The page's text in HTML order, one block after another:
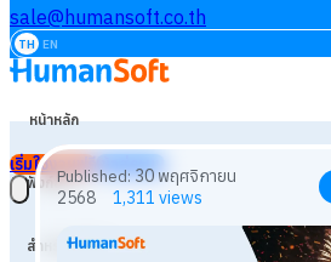
sale@humansoft.co.th
TH EN
หน้าหลัก
ฟังก์ชัน
สำหรับธุรกิจ
เริ่มใช้งานฟรี เข้าสู่ระบบ